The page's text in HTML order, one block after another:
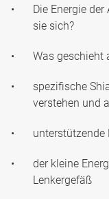
Die Energie
sie sich?
Was geschieht
spezifische
verstehen und
unterstützende
der kleine
Lenkergefäß